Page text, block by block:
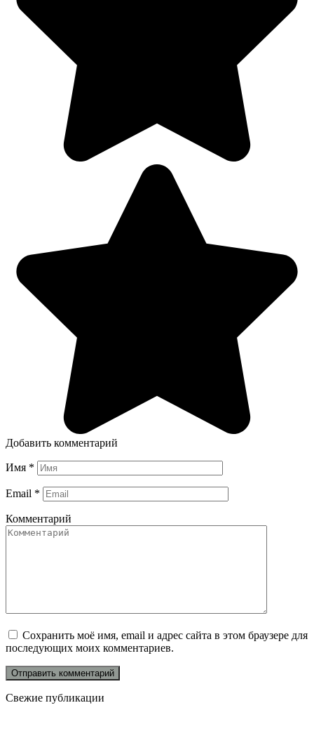
Добавить комментарий
Имя *
Email *
Комментарий
Сохранить моё имя, email и адрес сайта в этом браузере для
последующих моих комментариев.
Свежие публикации